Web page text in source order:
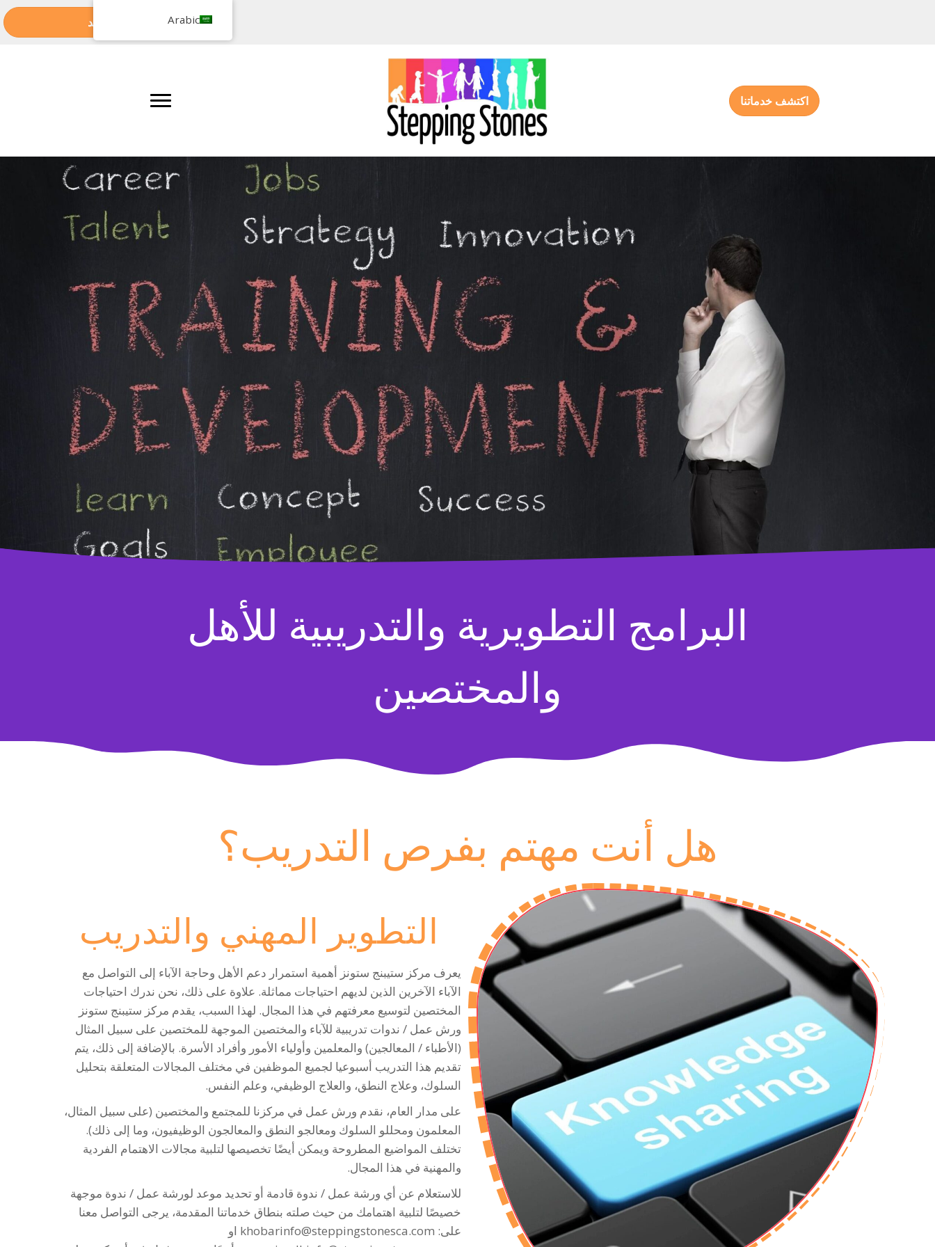
طلب موعد
اكتشف خدماتنا
البرامج التطويرية والتدريبية للأهل
والمختصين
هل أنت مهتم بفرص التدريب؟
التطوير المهني والتدريب
يعرف مركز ستيبنج ستونز أهمية استمرار دعم الأهل وحاجة الآباء إلى التواصل مع
الآباء الآخرين الذين لديهم احتياجات مماثلة. علاوة على ذلك، نحن ندرك احتياجات
المختصين لتوسيع معرفتهم في هذا المجال. لهذا السبب، يقدم مركز ستيبنج ستونز
ورش عمل / ندوات تدريبية للآباء والمختصين الموجهة للمختصين على سبيل المثال
(الأطباء / المعالجين) والمعلمين وأولياء الأمور وأفراد الأسرة. بالإضافة إلى ذلك، يتم
تقديم هذا التدريب أسبوعيا لجميع الموظفين في مختلف المجالات المتعلقة بتحليل
السلوك، وعلاج النطق، والعلاج الوظيفي، وعلم النفس.
على مدار العام، نقدم ورش عمل في مركزنا للمجتمع والمختصين (على سبيل المثال،
المعلمون ومحللو السلوك ومعالجو النطق والمعالجون الوظيفيون، وما إلى ذلك).
تختلف المواضيع المطروحة ويمكن أيضًا تخصيصها لتلبية مجالات الاهتمام الفردية
والمهنية في هذا المجال.
للاستعلام عن أي ورشة عمل / ندوة قادمة أو تحديد موعد لورشة عمل / ندوة موجهة
خصيصًا لتلبية اهتمامك من حيث صلته بنطاق خدماتنا المقدمة، يرجى التواصل معنا
على: khobarinfo@steppingstonesca.com او
Arabic